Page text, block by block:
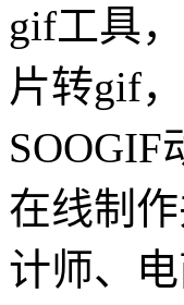
gif工具
片转gif
SOOGIF
在线制
计师、